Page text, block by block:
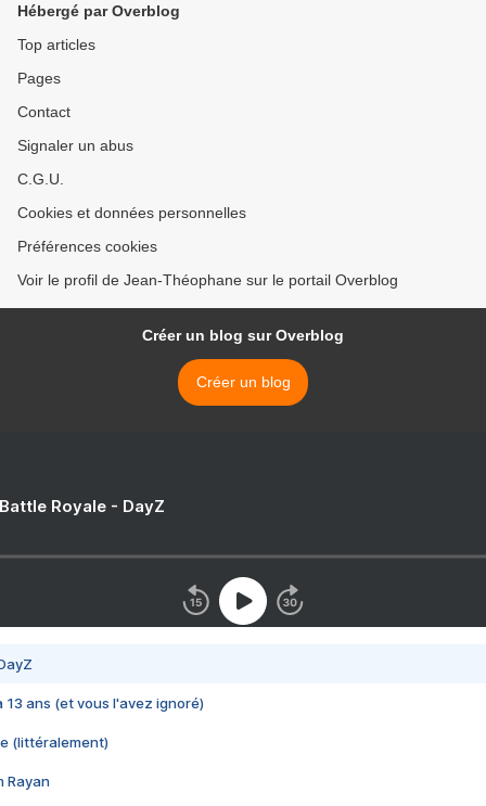
Hébergé par Overblog
Top articles
Pages
Contact
Signaler un abus
C.G.U.
Cookies et données personnelles
Préférences cookies
Voir le profil de Jean-Théophane sur le portail Overblog
Créer un blog sur Overblog
Créer un blog
Royale - DayZ
13 ans (et vous l'avez ignoré)
(littéralement)
Rayan